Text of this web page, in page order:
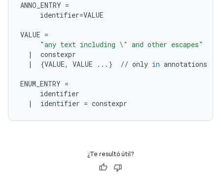
ANNO_ENTRY =
identifier=VALUE
VALUE =
"any text including \" and other escapes"
|
constexpr
|
{VALUE, VALUE ... } // only in annotations
ENUM_ENTRY =
identifier
|
identifier = constexpr
¿Te resultó útil?